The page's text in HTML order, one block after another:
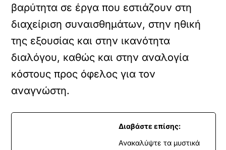
βαρύτητα σε έργα που εστιάζουν στη
διαχείριση συναισθημάτων, στην ηθική
της εξουσίας και στην ικανότητα
διαλόγου, καθώς και στην αναλογία
κόστους προς όφελος για τον
αναγνώστη.
Διαβάστε επίσης:
Ανακαλύψτε τα μυστικά